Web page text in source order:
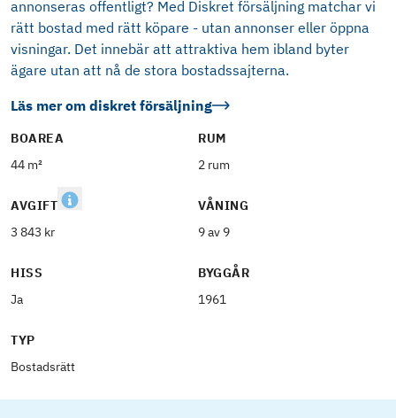
annonseras offentligt? Med Diskret försäljning matchar vi
rätt bostad med rätt köpare - utan annonser eller öppna
visningar. Det innebär att attraktiva hem ibland byter
ägare utan att nå de stora bostadssajterna.
Läs mer om diskret försäljning
BOAREA
44 m²
RUM
2 rum
AVGIFT
3 843 kr
VÅNING
9 av 9
HISS
Ja
BYGGÅR
1961
TYP
Bostadsrätt